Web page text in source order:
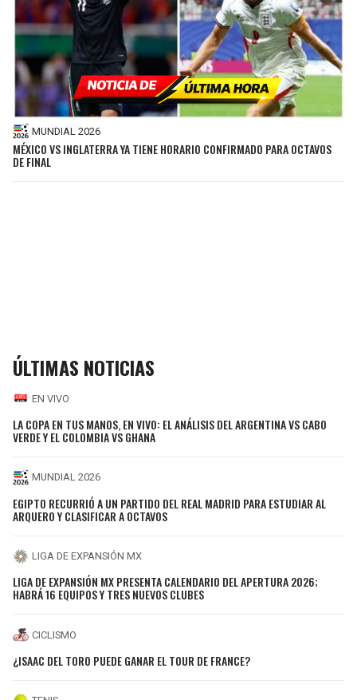
MUNDIAL 2026
MÉXICO VS INGLATERRA YA TIENE HORARIO CONFIRMADO PARA OCTAVOS
DE FINAL
ÚLTIMAS NOTICIAS
EN VIVO
LA COPA EN TUS MANOS, EN VIVO: EL ANÁLISIS DEL ARGENTINA VS CABO
VERDE Y EL COLOMBIA VS GHANA
MUNDIAL 2026
EGIPTO RECURRIÓ A UN PARTIDO DEL REAL MADRID PARA ESTUDIAR AL
ARQUERO Y CLASIFICAR A OCTAVOS
LIGA DE EXPANSIÓN MX
LIGA DE EXPANSIÓN MX PRESENTA CALENDARIO DEL APERTURA 2026;
HABRÁ 16 EQUIPOS Y TRES NUEVOS CLUBES
CICLISMO
¿ISAAC DEL TORO PUEDE GANAR EL TOUR DE FRANCE?